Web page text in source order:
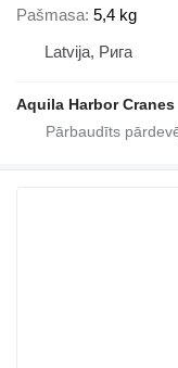
Pašmasa 5,4 kg
Latvija, Рига
Aquila Harbor Cranes